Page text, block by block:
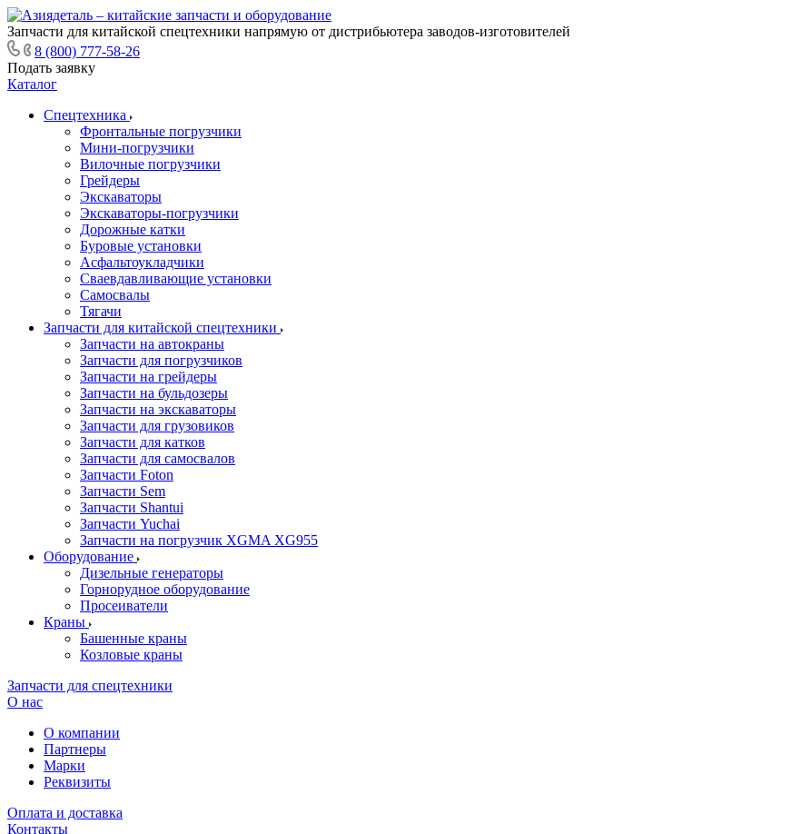
Запчасти для китайской спецтехники напрямую от дистрибьютера заводов-изготовителей
8 (800) 777-58-26
Подать заявку
Каталог
Спецтехника
Фронтальные погрузчики
Мини-погрузчики
Вилочные погрузчики
Грейдеры
Экскаваторы
Экскаваторы-погрузчики
Дорожные катки
Буровые установки
Асфальтоукладчики
Сваевдавливающие установки
Самосвалы
Тягачи
Запчасти для китайской спецтехники
Запчасти на автокраны
Запчасти для погрузчиков
Запчасти на грейдеры
Запчасти на бульдозеры
Запчасти на экскаваторы
Запчасти для грузовиков
Запчасти для катков
Запчасти для самосвалов
Запчасти Foton
Запчасти Sem
Запчасти Shantui
Запчасти Yuchai
Запчасти на погрузчик XGMA XG955
Оборудование
Дизельные генераторы
Горнорудное оборудование
Просеиватели
Краны
Башенные краны
Козловые краны
Запчасти для спецтехники
О нас
О компании
Партнеры
Марки
Реквизиты
Оплата и доставка
Контакты